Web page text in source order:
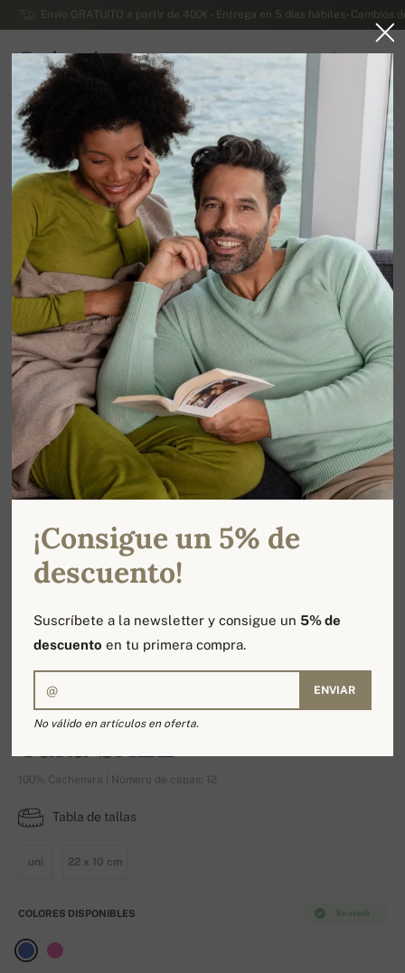
Envío GRATUITO a partir de 400€ - Entrega en 5 días hábiles- Cambios
Cachemira
ESPAÑA
Ir a la página principal Rebajas OTROS
-12%
Taka SALE
100% Cachemira | Número de capas: 12
Tabla de tallas
uni 22 x 10 cm
En stock
COLORES DISPONIBLES
¡Consigue un 5% de
descuento!
Suscríbete a la newsletter y consigue un5% de
descuento en tu primera compra.
ENVIAR
No válido en artículos en oferta.